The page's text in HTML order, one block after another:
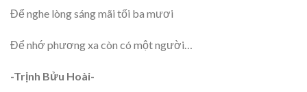
Để nghe lòng sáng mãi tối ba mươi
Để nhớ phương xa còn có một người…
-Trịnh Bửu Hoài-